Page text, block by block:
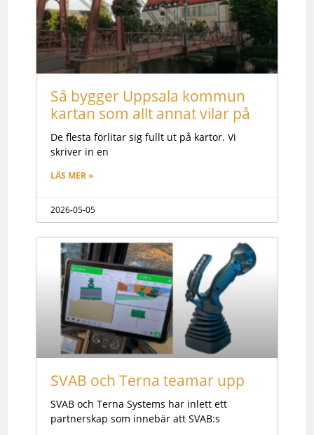
Så bygger Uppsala kommun
kartan som allt annat vilar på
De flesta förlitar sig fullt ut på kartor. Vi
skriver in en
LÄS MER »
2026-05-05
SVAB och Terna teamar upp
SVAB och Terna Systems har inlett ett
partnerskap som innebär att SVAB:s